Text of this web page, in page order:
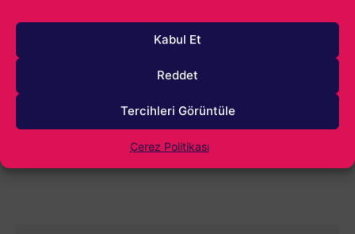
Kabul Et
Reddet
Tercihleri Görüntüle
Çerez Politikası